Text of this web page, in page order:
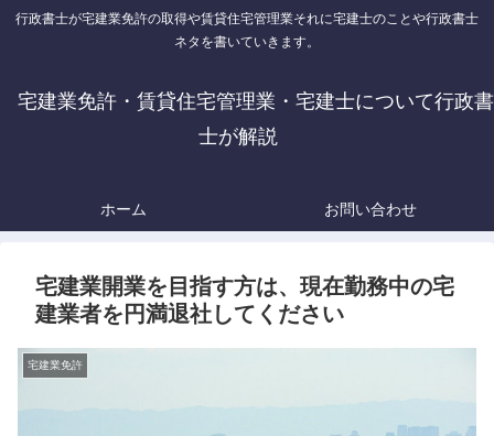
行政書士が宅建業免許の取得や賃貸住宅管理業それに宅建士のことや行政書士
ネタを書いていきます。
宅建業免許・賃貸住宅管理業・宅建士について行政書
士が解説
ホーム お問い合わせ
宅建業開業を目指す方は、現在勤務中の宅
建業者を円満退社してください
宅建業免許